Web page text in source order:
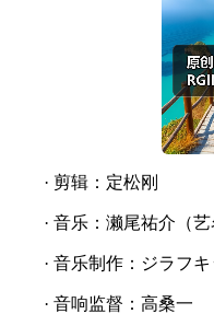
· 剪辑：定松刚
· 音乐：濑尾祐介（艺
· 音乐制作：ジラフ
· 音响监督：高桑一